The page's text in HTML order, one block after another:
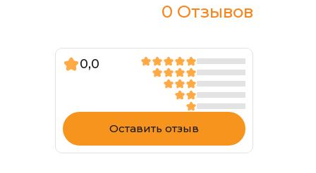
0 Отзывов
0,0
Оставить отзыв